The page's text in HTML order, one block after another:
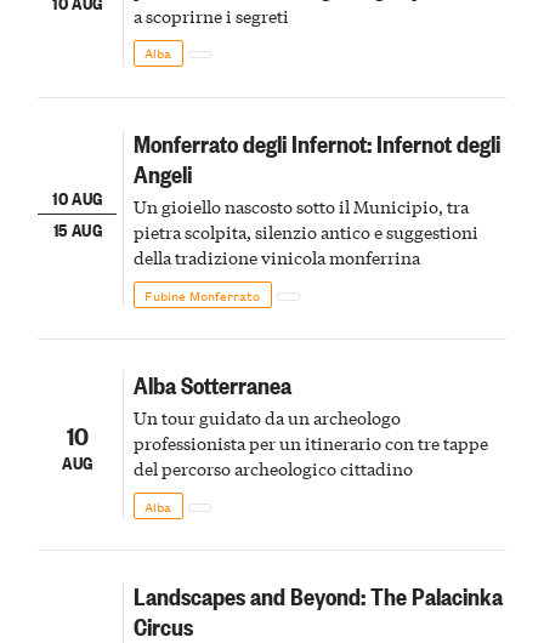
a scoprirne i segreti
Alba
10 AUG
15 AUG
Monferrato degli Infernot: Infernot degli
Angeli
Un gioiello nascosto sotto il Municipio, tra
pietra scolpita, silenzio antico e suggestioni
della tradizione vinicola monferrina
Fubine Monferrato
10
AUG
Alba Sotterranea
Un tour guidato da un archeologo
professionista per un itinerario con tre tappe
del percorso archeologico cittadino
Alba
Landscapes and Beyond: The Palacinka
Circus